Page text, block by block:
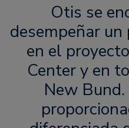
Otis se
desempeñar
en el
Center y en
New